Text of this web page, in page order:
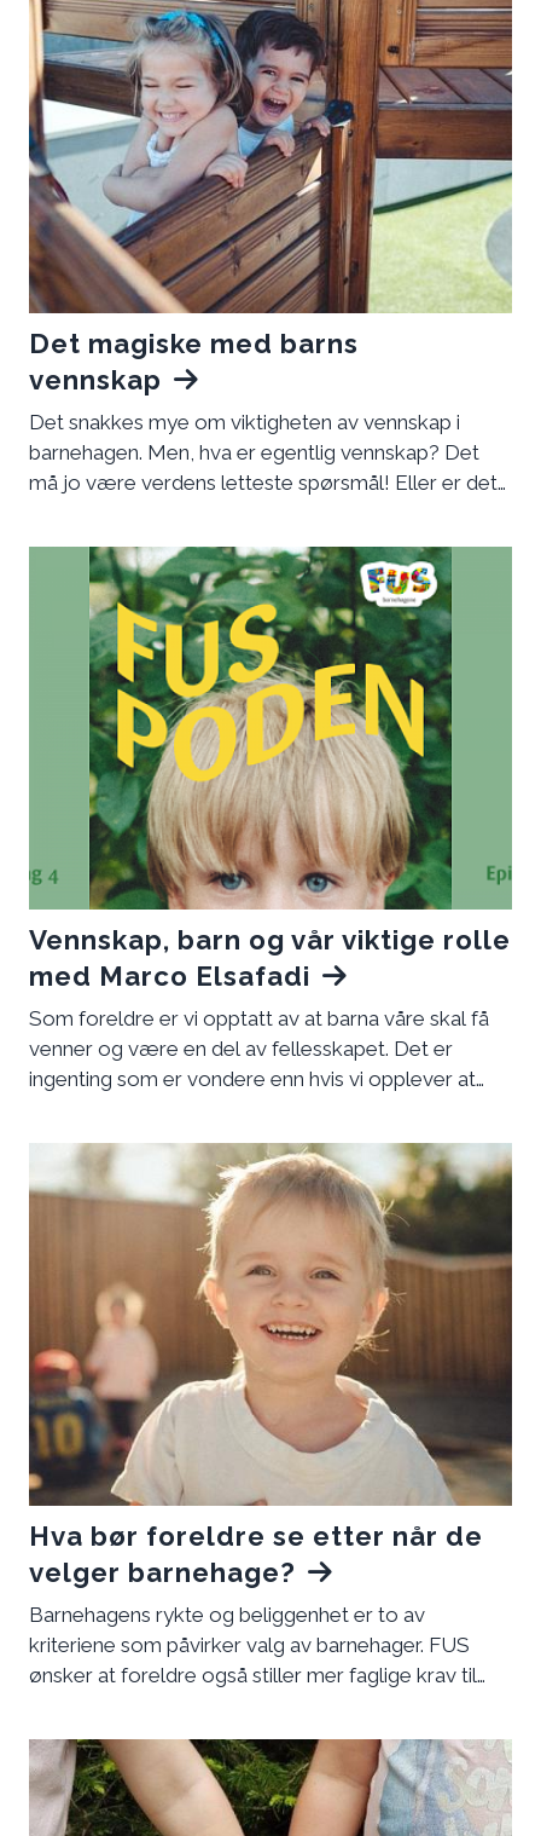
glede seg til å komme hit.
Det magiske med barns
vennskap
Det snakkes mye om viktigheten av vennskap i
barnehagen. Men, hva er egentlig vennskap? Det
må jo være verdens letteste spørsmål! Eller er det
Vennskap, barn og vår viktige rolle
med Marco Elsafadi
Som foreldre er vi opptatt av at barna våre skal få
venner og være en del av fellesskapet. Det er
ingenting som er vondere enn hvis vi opplever at
gang opplevd at barnet ditt har blitt holdt utenfor?
Eller at ditt barn er med å ekskludere andre? Da må
du høre på denne sesongen av FUS poden. Her får
du tips og råd til hvordan du løser slike situasjoner
og hvorfor vennskap er så viktig for barna våre.
Hva bør foreldre se etter når de
velger barnehage?
Barnehagens rykte og beliggenhet er to av
kriteriene som påvirker valg av barnehager. FUS
ønsker at foreldre også stiller mer faglige krav til